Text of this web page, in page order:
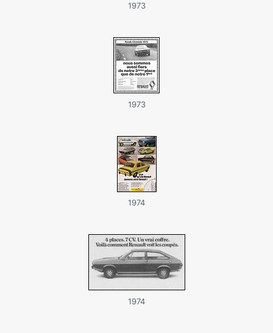
1973
1973
1974
1974